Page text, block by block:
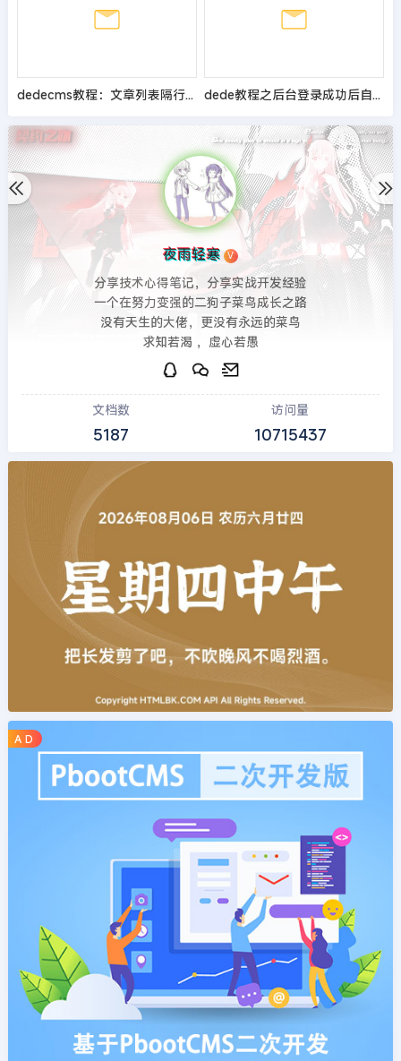
dedecms教程：文章列表隔行换色的方法 dede教程之后台登录成功后自动跳出解决方法
夜雨轻寒 V
分享技术心得笔记，分享实战开发经验
一个在努力变强的二狗子菜鸟成长之路
没有天生的大佬，更没有永远的菜鸟
求知若渴 ，虚心若愚
文档数
5187
访问量
10715437
A D